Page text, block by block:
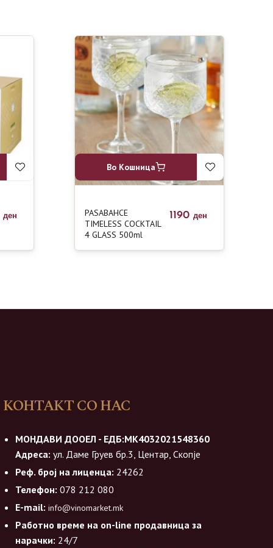
ден
Во Кошница
PASABAHCE
TIMELESS COCKTAIL
4 GLASS 500ml
1190 ден
КОНТАКТ СО НАС
МОНДАВИ ДООЕЛ - ЕДБ:МК4032021548360
Адреса: ул. Даме Груев бр.3, Центар, Скопје
Реф. број на лиценца: 24262
Телефон: 078 212 080
E-mail: info@vinomarket.mk
Работно време на on-line продавница за
нарачки: 24/7